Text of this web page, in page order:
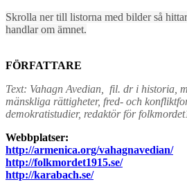
Skrolla ner till listorna med bilder så
handlar om ämnet.
FÖRFATTARE
Text: Vahagn Avedian, fil. dr i historia,
mänskliga rättigheter, fred- och
demokratistudier, redaktör för
Webbplatser:
http://armenica.org/vahagnavedian/
http://folkmordet1915.se/
http://karabach.se/